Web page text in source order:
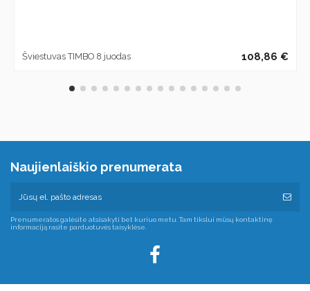
Šviestuvas TIMBO 8 juodas 108,86 €
Naujienlaiškio prenumerata
Prenumeratos galėsite atsisakyti bet kuriuo metu. Tam tikslui mūsų kontaktinę
informaciją rasite parduotuvės taisyklėse.